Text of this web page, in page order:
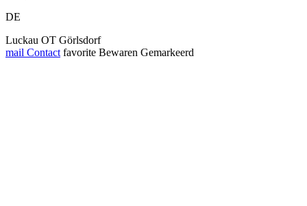
DE
Luckau OT Görlsdorf
mail Contact favorite Bewaren Gemarkeerd